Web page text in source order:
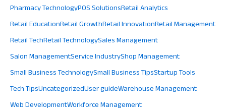
Pharmacy TechnologyPOS SolutionsRetail Analytics
Retail EducationRetail GrowthRetail InnovationRetail Management
Retail TechRetail TechnologySales Management
Salon ManagementService IndustryShop Management
Small Business TechnologySmall Business TipsStartup Tools
Tech TipsUncategorizedUser guideWarehouse Management
Web DevelopmentWorkforce Management